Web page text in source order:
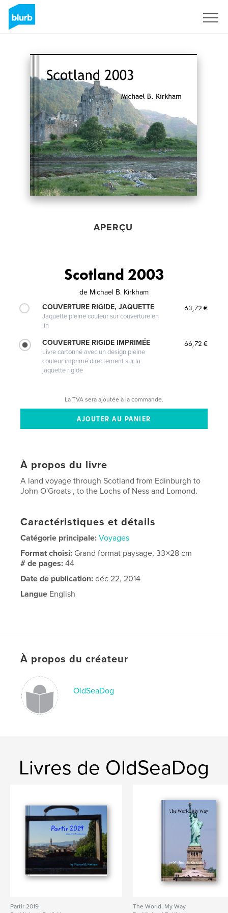
APERÇU
Scotland 2003
de Michael B. Kirkham
COUVERTURE RIGIDE, JAQUETTE
Jaquette pleine couleur sur couverture en
lin
63,72 €
COUVERTURE RIGIDE IMPRIMÉE
Livre cartonné avec un design pleine
couleur imprimé directement sur la
jaquette rigide
66,72 €
La TVA sera ajoutée à la commande.
À propos du livre
A land voyage through Scotland from Edinburgh to
John O'Groats , to the Lochs of Ness and Lomond.
Caractéristiques et détails
Catégorie principale: Voyages
Format choisi: Grand format paysage, 33×28 cm
# de pages:44
Date de publication: déc 22, 2014
Langue English
À propos du créateur
OldSeaDog
Livres de OldSeaDog
Partir 2019
The World, My Way